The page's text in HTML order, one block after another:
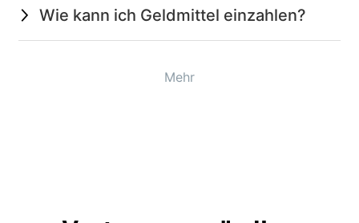
Wie kann ich Geldmittel einzahlen?
Mehr